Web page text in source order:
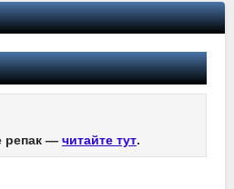
репак — читайте тут.